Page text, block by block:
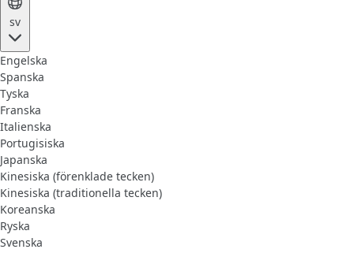
sv
Engelska
Spanska
Tyska
Franska
Italienska
Portugisiska
Japanska
Kinesiska (förenklade tecken)
Kinesiska (traditionella tecken)
Koreanska
Ryska
Svenska